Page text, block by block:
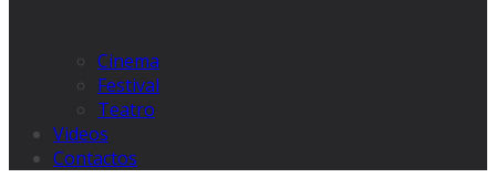
Cinema
Festival
Teatro
Videos
Contactos